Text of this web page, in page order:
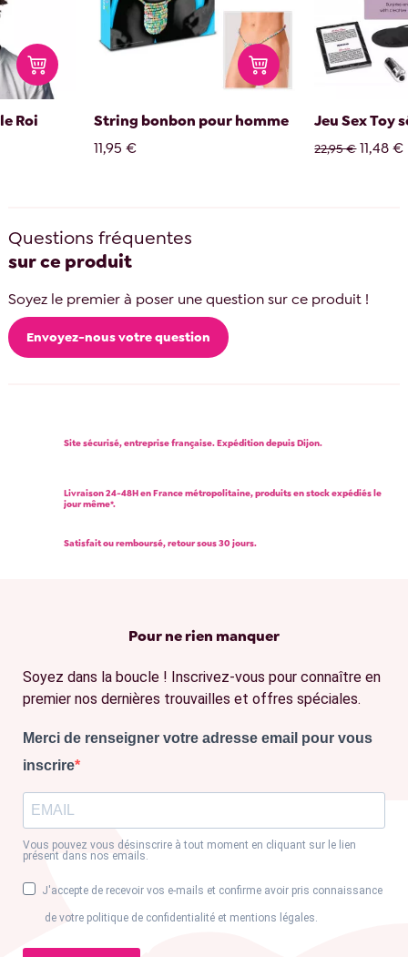
Roi
String bonbon pour homme
11,95 €
Jeu Sex Toy
22,95 € 11,48 €
Questions fréquentes
sur ce produit
Soyez le premier à poser une question sur ce produit !
Envoyez-nous votre question
Site sécurisé, entreprise française. Expédition depuis Dijon.
Livraison 24-48H en France métropolitaine, produits en stock expédiés le
jour même*.
Satisfait ou remboursé, retour sous 30 jours.
Pour ne rien manquer
Soyez dans la boucle ! Inscrivez-vous pour connaître en
premier nos dernières trouvailles et offres spéciales.
Merci de renseigner votre adresse email pour vous
inscrire
Vous pouvez vous désinscrire à tout moment en cliquant sur le lien
présent dans nos emails.
J'accepte de recevoir vos e-mails et confirme avoir pris connaissance
de votre politique de confidentialité et mentions légales.